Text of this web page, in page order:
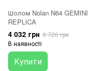
Шолом Nolan N64 GEMINI
REPLICA
4 032 грн 6 720 грн
В наявності
Купити